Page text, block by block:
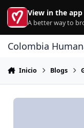
Ir al contenido
View in the app
A better way to
Colombia
Inicio Blogs